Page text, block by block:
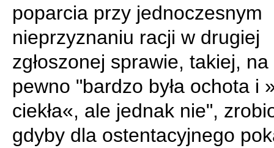
poparcia przy jednoczesnym
nieprzyznaniu racji w drugiej
zgłoszonej sprawie, takiej,
pewno "bardzo była ochota i
ciekła«, ale jednak nie",
gdyby dla ostentacyjnego